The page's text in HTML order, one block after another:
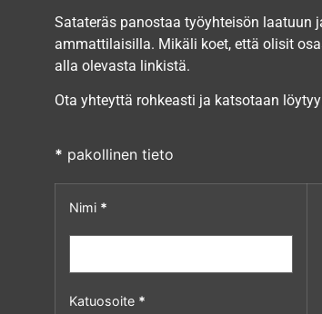
Satateräs panostaa työyhteisön laatuun
ammattilaisilla. Mikäli koet, että olisit
alla olevasta linkistä.
Ota yhteyttä rohkeasti ja katsotaan
* pakollinen tieto
Nimi *
Katuosoite *